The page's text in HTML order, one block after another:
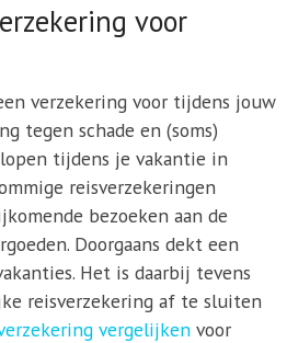
voor
verzekering voor tijdens jouw
tegen schade en (soms)
tijdens je vakantie in
reisverzekeringen
bezoeken aan de
Doorgaans dekt een
Het is daarbij tevens
reisverzekering af te sluiten
vergelijkenvoor